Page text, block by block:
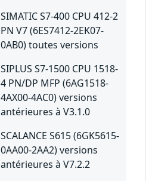
SIMATIC S7-400 CPU 412-2
PN V7 (6ES7412-2EK07-
0AB0) toutes versions
SIPLUS S7-1500 CPU 1518-
4 PN/DP MFP (6AG1518-
4AX00-4AC0) versions
antérieures à V3.1.0
SCALANCE S615 (6GK5615-
0AA00-2AA2) versions
antérieures à V7.2.2